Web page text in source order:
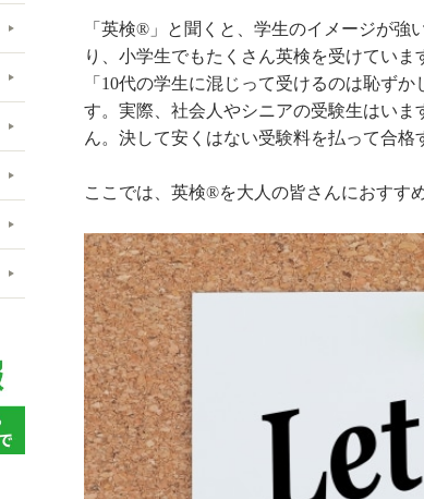
「英検®」と聞くと、学生のイメージが
り、小学生でもたくさん英検を受けていま
「10代の学生に混じって受けるのは恥ず
す。実際、社会人やシニアの受験生はい
ん。決して安くはない受験料を払って合格
ここでは、英検®を大人の皆さんにおすす